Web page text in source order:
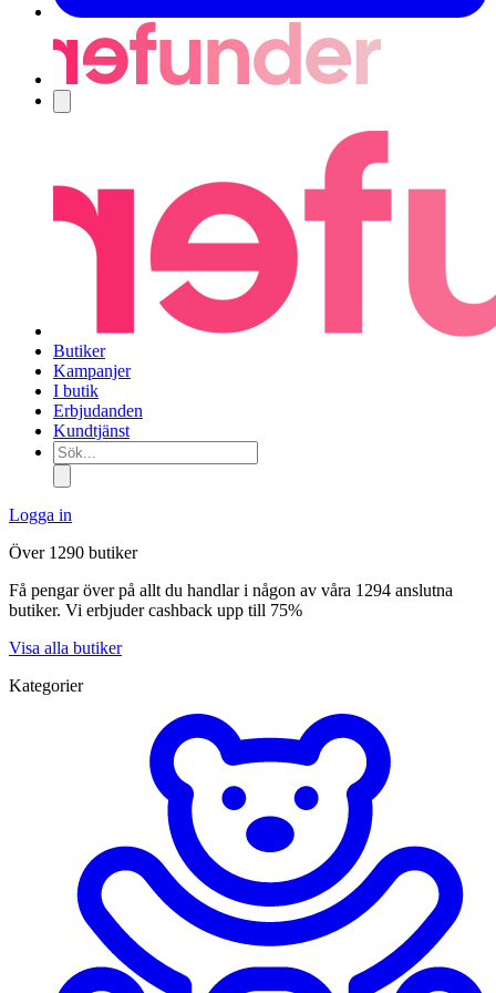
Butiker
Kampanjer
I butik
Erbjudanden
Kundtjänst
Sök...
Logga in
Över 1290 butiker
Få pengar över på allt du handlar i någon av våra 1294 anslutna
butiker. Vi erbjuder cashback upp till 75%
Visa alla butiker
Kategorier